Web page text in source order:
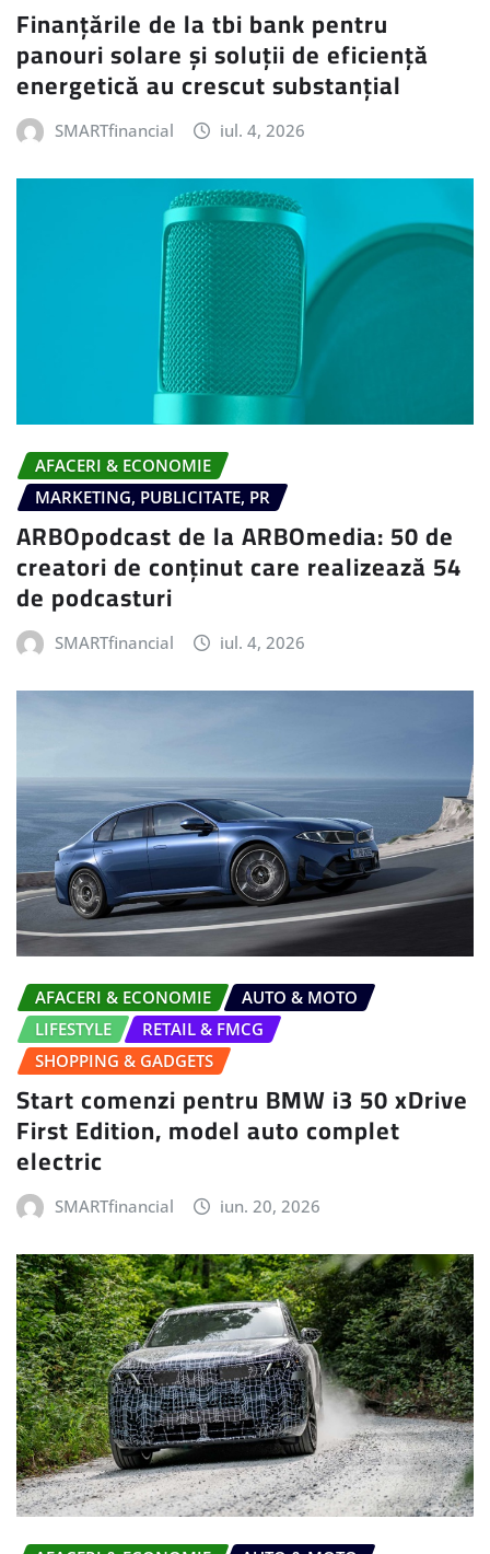
Finanțările de la tbi bank pentru
panouri solare și soluții de eficiență
energetică au crescut substanțial
SMARTfinancial iul. 4, 2026
AFACERI & ECONOMIE
MARKETING, PUBLICITATE, PR
ARBOpodcast de la ARBOmedia: 50 de
creatori de conținut care realizează 54
de podcasturi
SMARTfinancial iul. 4, 2026
AFACERI & ECONOMIE
AUTO & MOTO
LIFESTYLE
RETAIL & FMCG
SHOPPING & GADGETS
Start comenzi pentru BMW i3 50 xDrive
First Edition, model auto complet
electric
SMARTfinancial iun. 20, 2026